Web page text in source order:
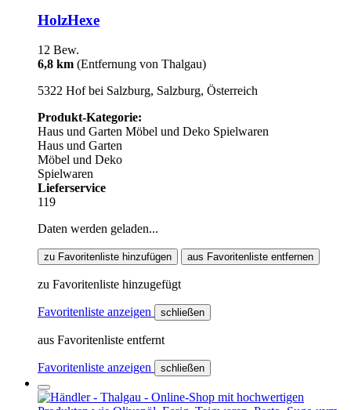
HolzHexe
12 Bew.
6,8 km (Entfernung von Thalgau)
5322 Hof bei Salzburg, Salzburg, Österreich
Produkt-Kategorie:
Haus und Garten Möbel und Deko Spielwaren
Haus und Garten
Möbel und Deko
Spielwaren
Lieferservice
119
Daten werden geladen...
zu Favoritenliste hinzufügen aus Favoritenliste entfernen
zu Favoritenliste hinzugefügt
Favoritenliste anzeigen schließen
aus Favoritenliste entfernt
Favoritenliste anzeigen schließen